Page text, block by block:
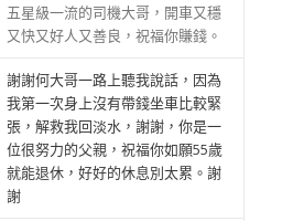
五星級一流的司機大哥，開車又穩
又快又好人又善良，祝福你賺錢。
謝謝何大哥一路上聽我說話，因為
我第一次身上沒有帶錢坐車比較緊
張，解救我回淡水，謝謝，你是一
位很努力的父親，祝福你如願55歲
就能退休，好好的休息別太累。謝
謝